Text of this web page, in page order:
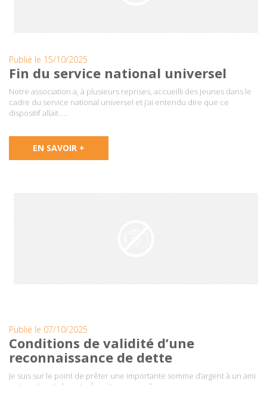
Publié le 15/10/2025
Fin du service national universel
Notre association a, à plusieurs reprises, accueilli des jeunes dans le
cadre du service national universel et j’ai entendu dire que ce
dispositif allait ….
EN SAVOIR +
Publié le 07/10/2025
Conditions de validité d’une
reconnaissance de dette
Je suis sur le point de prêter une importante somme d’argent à un ami
qui est dans le besoin. À ce titre, nous allons ….